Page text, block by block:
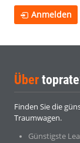
Anmelden
Über
Finden Sie die
Traumwagen.
Günstigste